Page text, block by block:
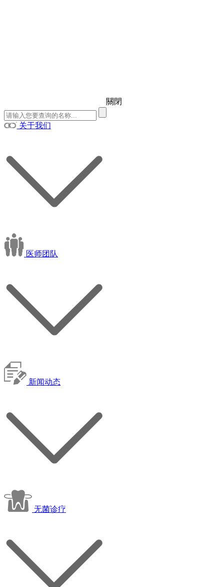
關閉
关于我们
医师团队
新闻动态
无菌诊疗